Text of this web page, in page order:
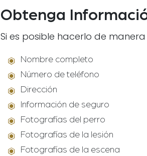
Obtenga
Si es posible hacerlo de
Nombre completo
Número de teléfono
Dirección
Información de seguro
Fotografías del perro
Fotografías de la lesión
Fotografías de la escena